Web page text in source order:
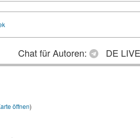
Chat für Autoren: DE
öffnen)